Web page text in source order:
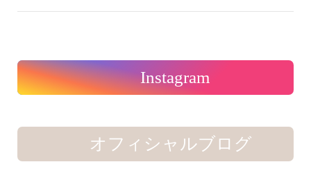
Instagram
オフィシャルブログ